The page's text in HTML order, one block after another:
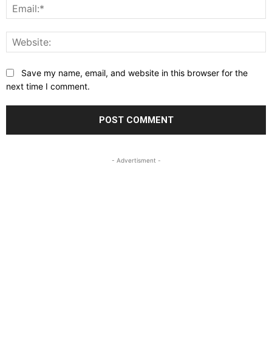
Save my name, email, and website in this browser for the
next time I comment.
- Advertisment -